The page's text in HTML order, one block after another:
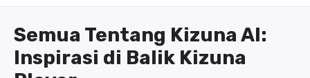
Semua Tentang Kizuna AI:
Inspirasi di Balik Kizuna